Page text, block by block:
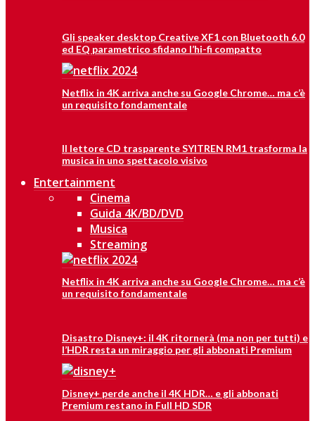
Gli speaker desktop Creative XF1 con Bluetooth 6.0
ed EQ parametrico sfidano l’hi-fi compatto
Netflix in 4K arriva anche su Google Chrome… ma c’è
un requisito fondamentale
Il lettore CD trasparente SYITREN RM1 trasforma la
musica in uno spettacolo visivo
Entertainment
Cinema
Guida 4K/BD/DVD
Musica
Streaming
Netflix in 4K arriva anche su Google Chrome… ma c’è
un requisito fondamentale
Disastro Disney+: il 4K ritornerà (ma non per tutti) e
l’HDR resta un miraggio per gli abbonati Premium
Disney+ perde anche il 4K HDR… e gli abbonati
Premium restano in Full HD SDR